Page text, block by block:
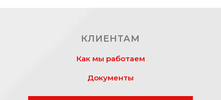
КЛИЕНТАМ
Как мы работаем
Документы